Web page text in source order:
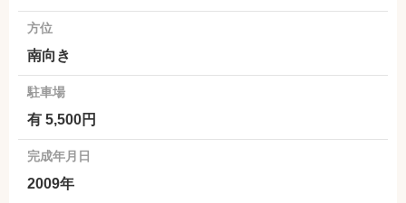
方位
南向き
駐車場
有 5,500円
完成年月日
2009年